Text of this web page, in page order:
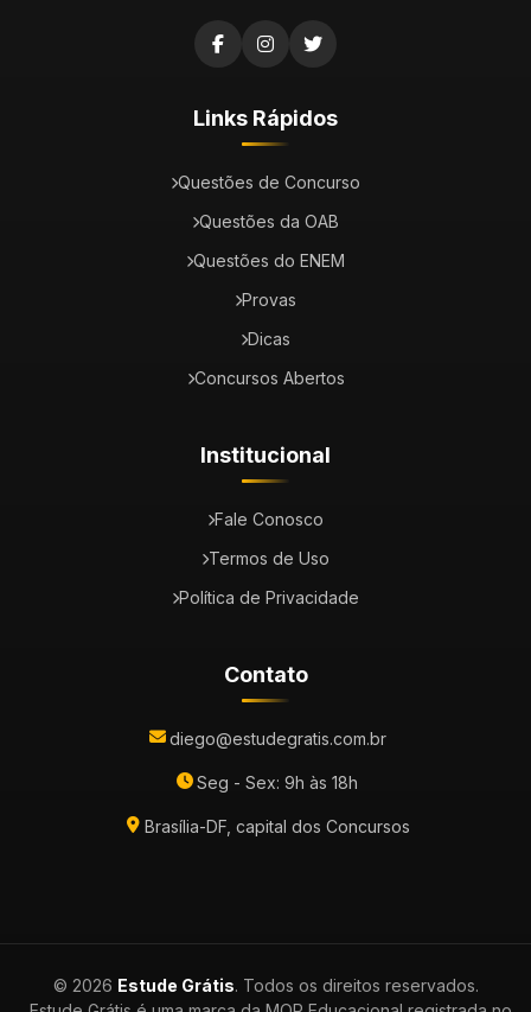
Links Rápidos
Questões de Concurso
Questões da OAB
Questões do ENEM
Provas
Dicas
Concursos Abertos
Institucional
Fale Conosco
Termos de Uso
Política de Privacidade
Contato
diego@estudegratis.com.br
Seg - Sex: 9h às 18h
Brasília-DF, capital dos Concursos
© 2026 Estude Grátis. Todos os direitos reservados.